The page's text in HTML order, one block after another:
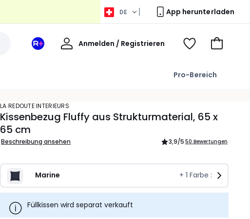
DE App herunterladen
Pro-Bereich
Ihr
Anmelden / Registrieren
Willkommen
Voir
Zum
LA REDOUTE INTERIEURS
Kissenbezug Fluffy aus Strukturmaterial, 65 x
65 cm
Beschreibung ansehen 3,9/5 50 Bewertungen
Marine + 1 Farbe :
Füllkissen wird separat verkauft